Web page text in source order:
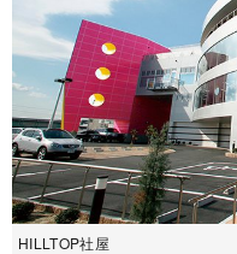
HILLTOP社屋